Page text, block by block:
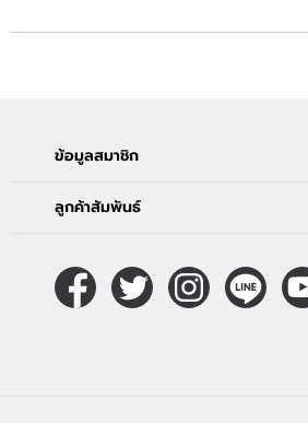
ข้อมูลสมาชิก
ลูกค้าสัมพันธ์